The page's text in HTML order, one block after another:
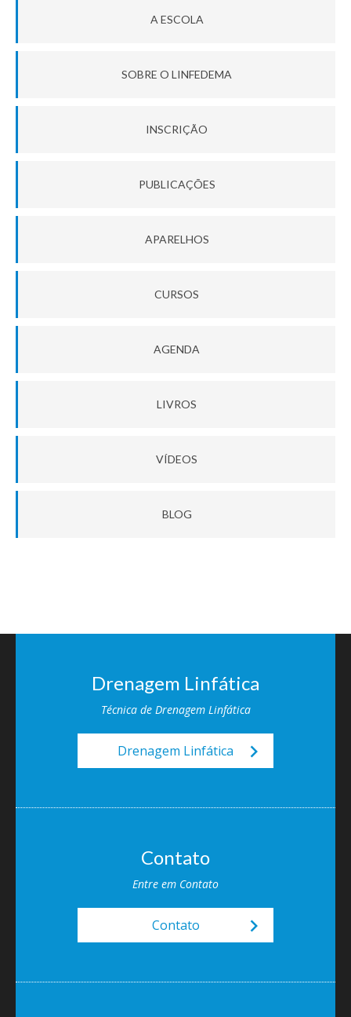
A ESCOLA
SOBRE O LINFEDEMA
INSCRIÇÃO
PUBLICAÇÕES
APARELHOS
CURSOS
AGENDA
LIVROS
VÍDEOS
BLOG
Drenagem Linfática
Técnica de Drenagem Linfática
Drenagem Linfática keyboard_arrow_right
Contato
Entre em Contato
Contato keyboard_arrow_right